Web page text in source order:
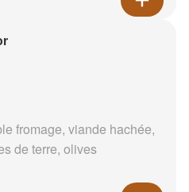
fromage, viande hachée,
de terre, olives